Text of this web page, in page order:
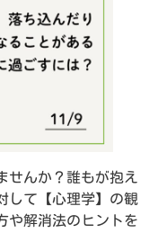
せんか？誰もが抱え
して【心理学】の観
や解消法のヒントを